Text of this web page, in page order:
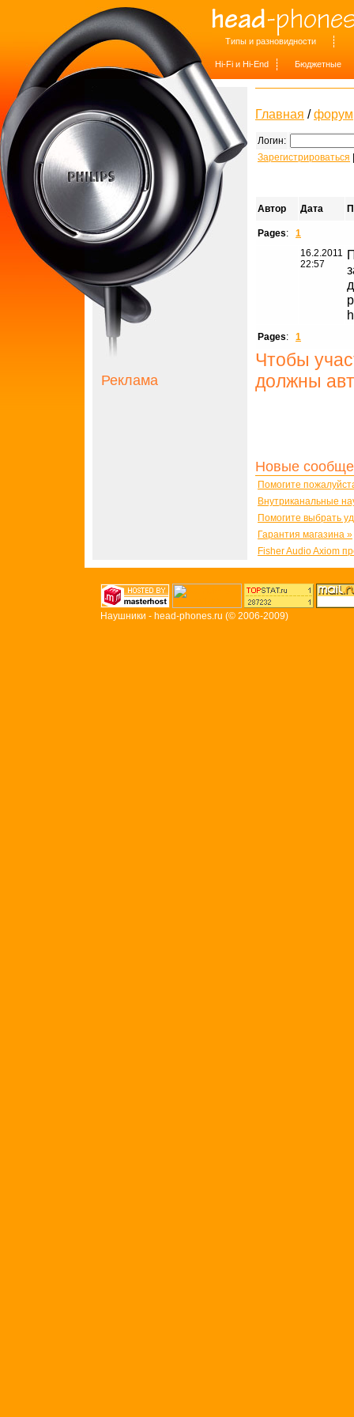
Типы и разновидности
Hi-Fi и Hi-End Бюджетные
Реклама
Главная /форум
Логин:
Зарегистрироваться
Автор Дата
Pages: 1
16.2.2011
22:57
Pages: 1
Чтобы
должны
Новые
Помогите
Внутриканальные
Помогите выбрать
Гарантия магазина »
Fisher Audio Axiom
Наушники - head-phones.ru (© 2006-2009)